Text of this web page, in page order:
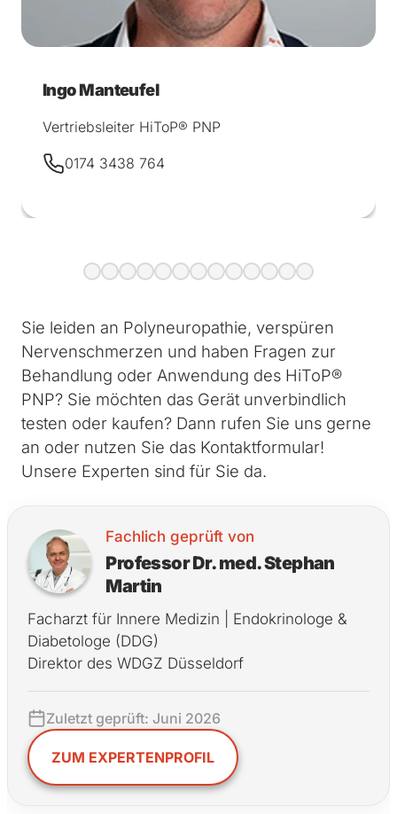
Ingo Manteufel
Vertriebsleiter HiToP® PNP
0174 3438 764
Sie leiden an Polyneuropathie, verspüren
Nervenschmerzen und haben Fragen zur
Behandlung oder Anwendung des HiToP®
PNP? Sie möchten das Gerät unverbindlich
testen oder kaufen? Dann rufen Sie uns gerne
an oder nutzen Sie das Kontaktformular!
Unsere Experten sind für Sie da.
Fachlich geprüft von
Professor Dr. med. Stephan
Martin
Facharzt für Innere Medizin | Endokrinologe &
Diabetologe (DDG)
Direktor des WDGZ Düsseldorf
Zuletzt geprüft: Juni 2026
ZUM EXPERTENPROFIL